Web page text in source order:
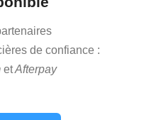
de confiance :
etAfterpay